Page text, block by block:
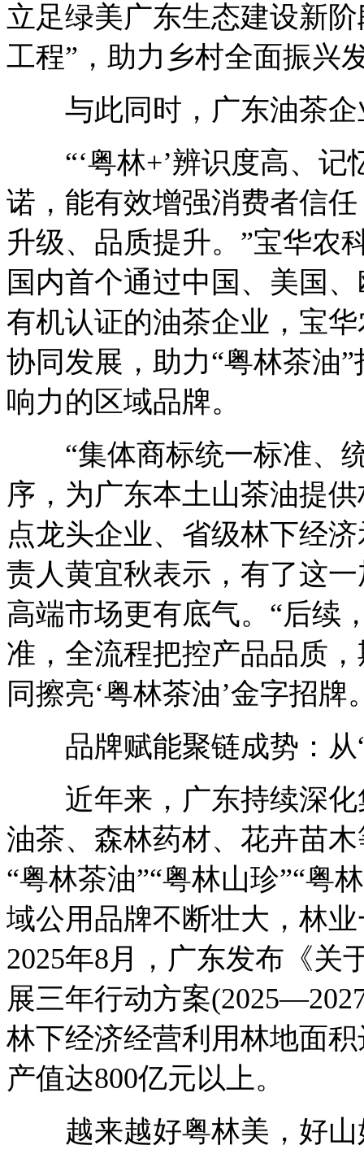
立足绿美广东生态建设新
工程”，助力乡村全面振兴
与此同时，广东油茶企
“‘粤林+’辨识度高、记
诺，能有效增强消费者信
升级、品质提升。”宝华农
国内首个通过中国、美国
有机认证的油茶企业，宝
协同发展，助力“粤林茶油
响力的区域品牌。
“集体商标统一标准、统
序，为广东本土山茶油提
点龙头企业、省级林下经
责人黄宜秋表示，有了这
高端市场更有底气。“后续
准，全流程把控产品品质
同擦亮‘粤林茶油’金字招牌
品牌赋能聚链成势：从“
近年来，广东持续深化
油茶、森林药材、花卉苗
“粤林茶油”“粤林山珍”“粤
域公用品牌不断壮大，林
2025年8月，广东发布《关
展三年行动方案
林下经济经营利用林地面
产值达800亿元以上。
越来越好粤林美，好山